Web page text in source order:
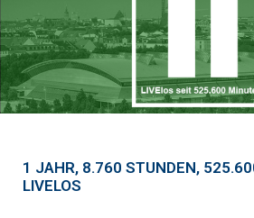
1 JAHR, 8.760 STUNDEN,
LIVELOS